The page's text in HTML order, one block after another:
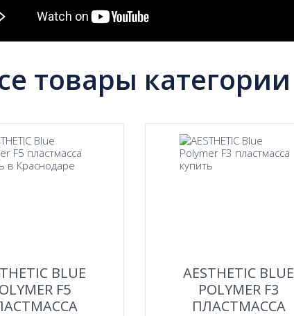
товары категории
BLUE
F5
AESTHETIC BLUE
POLYMER F3
ПЛАСТМАССА